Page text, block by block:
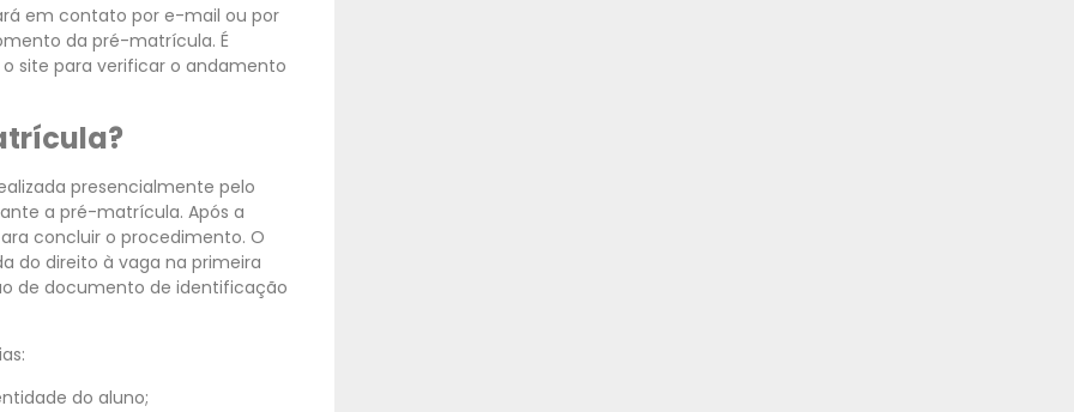
em contato por e-mail ou por
da pré-matrícula. É
site para verificar o andamento
presencialmente pelo
a pré-matrícula. Após a
concluir o procedimento. O
do direito à vaga na primeira
de documento de identificação
do aluno;